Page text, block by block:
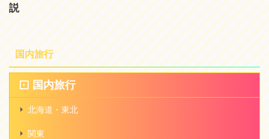
説
国内旅行
国内旅行
北海道・東北
関東